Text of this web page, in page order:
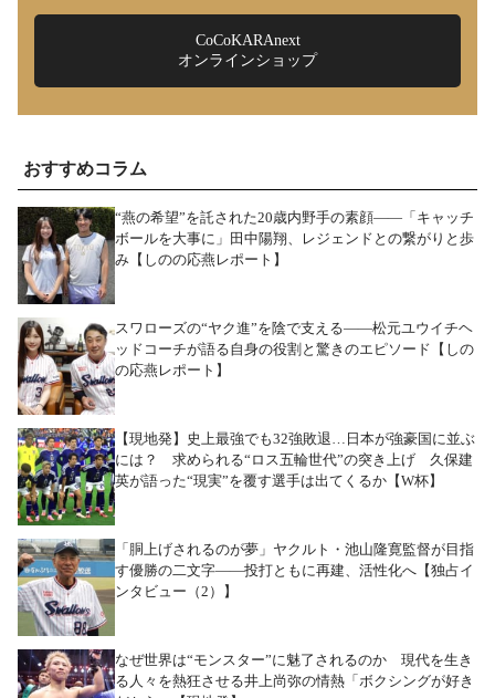
CoCoKARAnext
オンラインショップ
おすすめコラム
“燕の希望”を託された20歳内野手の素顔――「キャッチ
ボールを大事に」田中陽翔、レジェンドとの繋がりと歩
み【しのの応燕レポート】
スワローズの“ヤク進”を陰で支える――松元ユウイチヘ
ッドコーチが語る自身の役割と驚きのエピソード【しの
の応燕レポート】
【現地発】史上最強でも32強敗退…日本が強豪国に並ぶ
には？ 求められる“ロス五輪世代”の突き上げ 久保建
英が語った“現実”を覆す選手は出てくるか【W杯】
「胴上げされるのが夢」ヤクルト・池山隆寛監督が目指
す優勝の二文字――投打ともに再建、活性化へ【独占イ
ンタビュー（2）】
なぜ世界は“モンスター”に魅了されるのか 現代を生き
る人々を熱狂させる井上尚弥の情熱「ボクシングが好き